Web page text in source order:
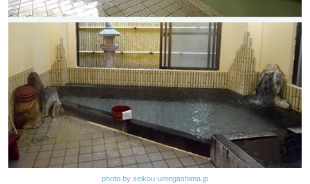
photo by seikou-umegashima.jp